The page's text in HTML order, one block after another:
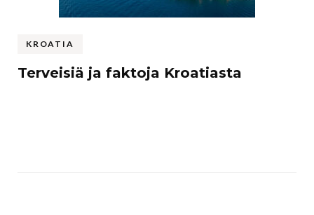
KROATIA
Terveisiä ja faktoja Kroatiasta